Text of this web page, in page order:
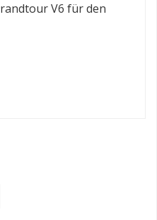
V6 für den